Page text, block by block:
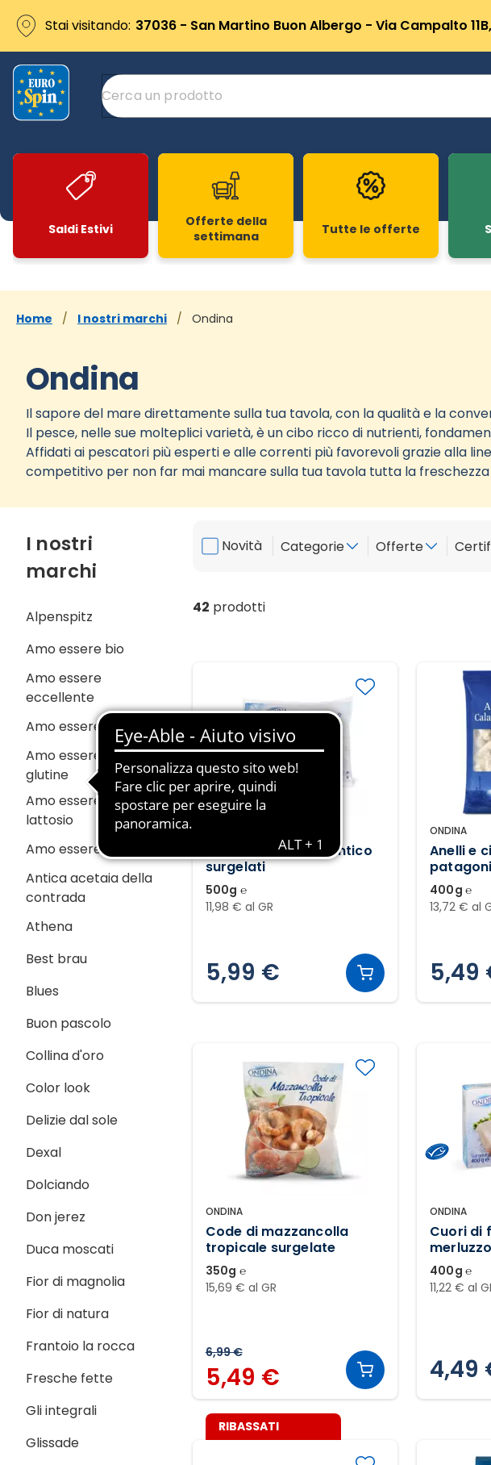
Stai visitando: 37036 - San Martino Buon Albergo - Via Campalto 11B,
Saldi Estivi
Offerte della
settimana
Tutte le offerte
Home / I nostri marchi / Ondina
Ondina
Il sapore del mare direttamente sulla tua tavola, con la qualità e la
Il pesce, nelle sue molteplici varietà, è un cibo ricco di nutrienti,
Affidati ai pescatori più esperti e alle correnti più favorevoli grazie alla
competitivo per non far mai mancare sulla tua tavola tutta la
I nostri
marchi
Alpenspitz
Amo essere bio
Amo essere
eccellente
Amo essere eco
Amo essere senza
glutine
Amo essere senza
lattosio
Amo essere veg
Antica acetaia della
contrada
Athena
Best brau
Blues
Buon pascolo
Collina d'oro
Color look
Delizie dal sole
Dexal
Dolciando
Don jerez
Duca moscati
Fior di magnolia
Fior di natura
Frantoio la rocca
Fresche fette
Gli integrali
Glissade
Novità Categorie Offerte
42 prodotti
Anelli di totano atlantico
surgelati
500g ℮
11,98 € al GR
5,99 €
ONDINA
Anelli e
400g ℮
13,72 € al
5,49
ONDINA
Code di mazzancolla
tropicale surgelate
350g ℮
15,69 € al GR
6,99 €
5,49 €
ONDINA
Cuori di
surgelati
400g ℮
11,22 € al
4,49
RIBASSATI